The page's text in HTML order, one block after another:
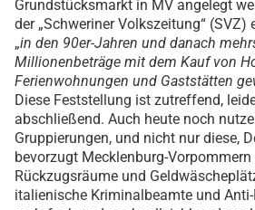
Grundstücksmarkt in MV angelegt
der „Schweriner Volkszeitung“ (SVZ)
„in den 90er-Jahren und danach
Millionenbeträge mit dem Kauf von
Ferienwohnungen und Gaststätten
Diese Feststellung ist zutreffend,
abschließend. Auch heute noch
Gruppierungen, und nicht nur diese,
bevorzugt Mecklenburg-
Rückzugsräume und
italienische Kriminalbeamte und